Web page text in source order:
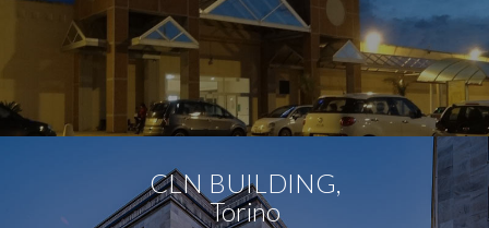
CLN BUILDING,
Torino